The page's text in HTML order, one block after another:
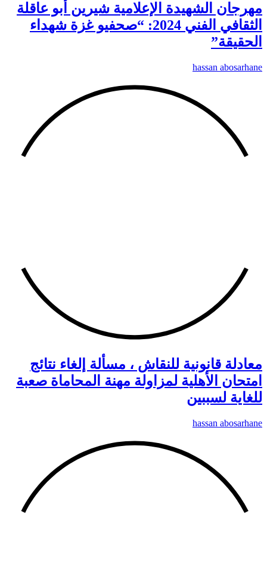
مهرجان الشهيدة الإعلامية شيرين أبو عاقلة
الثقافي الفني 2024: “صحفيو غزة شهداء
الحقيقة”
hassan abosarhane
معادلة قانونية للنقاش ، مسألة إلغاء نتائج
امتحان الأهلية لمزاولة مهنة المحاماة صعبة
للغاية لسببين
hassan abosarhane